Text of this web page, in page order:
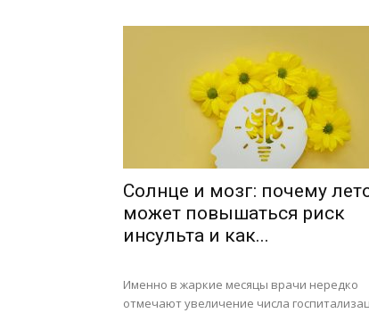
Солнце и мозг: почему
может повышаться риск
инсульта и как...
Именно в жаркие месяцы врачи нередко
отмечают увеличение числа